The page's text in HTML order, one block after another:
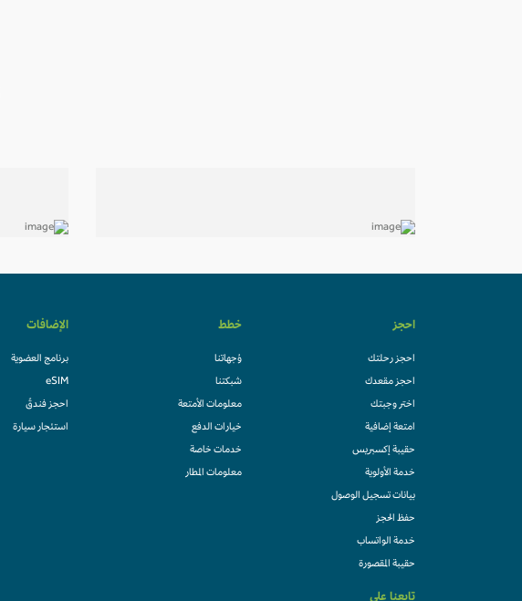
احجز
احجز رحلتك
احجز مقعدك
اختر وجبتك
امتعة إضافية
حقيبة إكسبريس
خدمة الأولوية
بيانات تسجيل الوصول
حفظ الحجز
خدمة الواتساب
حقيبة المقصورة
خطط
وُجهاتنا
شبكتنا
معلومات الأمتعة
خيارات الدفع
خدمات خاصة
معلومات المطار
الإضافات
برنامج العضوية
eSIM
احجز فندقً
استئجار سيارة
تابعنا على